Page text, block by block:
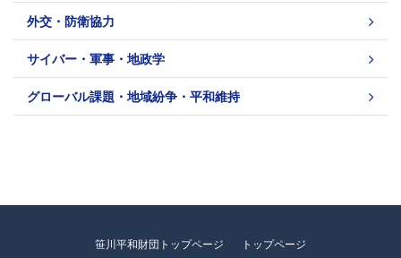
外交・防衛協力
サイバー・軍事・地政学
グローバル課題・地域紛争・平和維持
笹川平和財団トップページ トップページ